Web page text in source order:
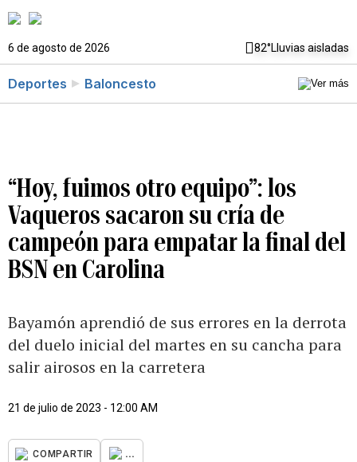
6 de agosto de 2026 82°Lluvias aisladas
Deportes Baloncesto
“Hoy, fuimos otro equipo”: los
Vaqueros sacaron su cría de
campeón para empatar la final del
BSN en Carolina
Bayamón aprendió de sus errores en la derrota
del duelo inicial del martes en su cancha para
salir airosos en la carretera
21 de julio de 2023 - 12:00 AM
COMPARTIR ...